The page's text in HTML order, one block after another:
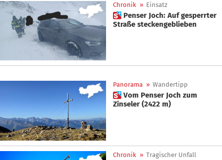
Chronik » Einsatz
 Penser Joch: Auf gesperrter
Straße steckengeblieben
Panorama » Wandertipp
 Vom Penser Joch zum
Zinseler (2422 m)
Chronik » Tragischer Unfall